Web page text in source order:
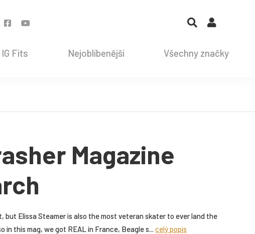
IG Fits Nejoblíbenější Všechny značky
Magazine
but Elissa Steamer is also the most veteran skater to ever land the
in this mag, we got REAL in France, Beagle s...celý popis